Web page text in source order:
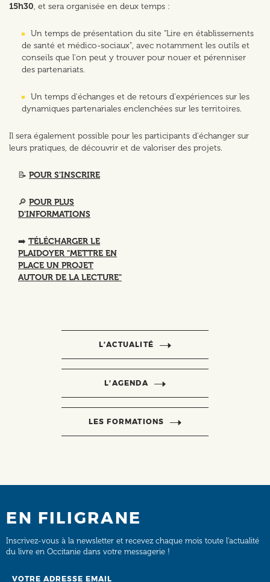
15h30, et sera organisée en deux temps :
Un temps de présentation du site "Lire en établissements
de santé et médico-sociaux", avec notamment les outils et
conseils que l'on peut y trouver pour nouer et pérenniser
des partenariats.
Un temps d'échanges et de retours d'expériences sur les
dynamiques partenariales enclenchées sur les territoires.
Il sera également possible pour les participants d'échanger sur
leurs pratiques, de découvrir et de valoriser des projets.
📝 POUR S'INSCRIRE
🔎 POUR PLUS
D'INFORMATIONS
➡️ TÉLÉCHARGER LE
PLAIDOYER "METTRE EN
PLACE UN PROJET
AUTOUR DE LA LECTURE"
L’ACTUALITÉ
L’AGENDA
LES FORMATIONS
EN FILIGRANE
Inscrivez-vous à la newsletter et recevez chaque mois toute l’actualité
du livre en Occitanie dans votre messagerie !